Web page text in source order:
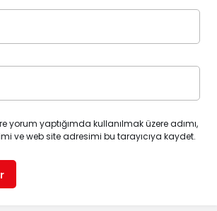
yorum yaptığımda kullanılmak üzere adımı,
ve web site adresimi bu tarayıcıya kaydet.